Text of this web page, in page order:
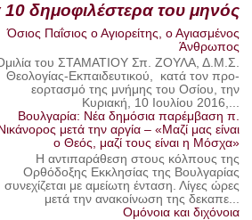
10 δημοφιλέστερα του μηνός
Όσιος Παΐσιος ο Αγιορείτης, ο Αγιασμένος
Άνθρωπος
του ΣΤΑΜΑΤΙΟΥ Σπ. ΖΟΥΛΑ, Δ.Μ.Σ.
Θεολογίας-Εκπαιδευτικού, κατά τον προ-
εορτασμό της μνήμης του Οσίου, την
Κυριακή, 10 Ιουλίου 2016,...
Βουλγαρία: Νέα δημόσια παρέμβαση π.
Νικάνορος μετά την αργία – «Μαζί μας είναι
ο Θεός, μαζί τους είναι η Μόσχα»
Η αντιπαράθεση στους κόλπους της
Ορθόδοξης Εκκλησίας της Βουλγαρίας
συνεχίζεται με αμείωτη ένταση. Λίγες ώρες
μετά την ανακοίνωση της δεκαπε...
Ομόνοια και διχόνοια